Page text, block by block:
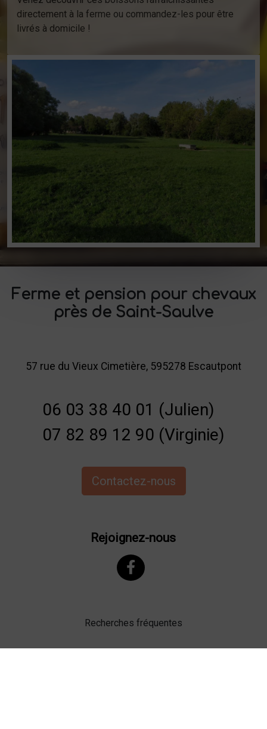
directement à la ferme ou commandez-les pour être
livrés à domicile !
Ferme et pension pour chevaux
près de Saint-Saulve
57 rue du Vieux Cimetière, 595278 Escautpont
06 03 38 40 01 (Julien)
07 82 89 12 90 (Virginie)
Contactez-nous
Rejoignez-nous
Recherches fréquentes